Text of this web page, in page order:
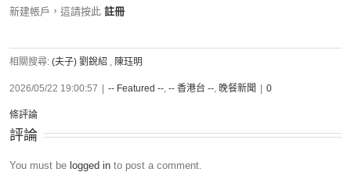
新建帳戶，這請按此 註冊
相關搜尋: (夫子) 劉銳紹 , 陳珏明
2026/05/22 19:00:57 -- Featured --, -- 香港台 --, 晚餐新聞 0
條評論
評論
You must be logged in to post a comment.